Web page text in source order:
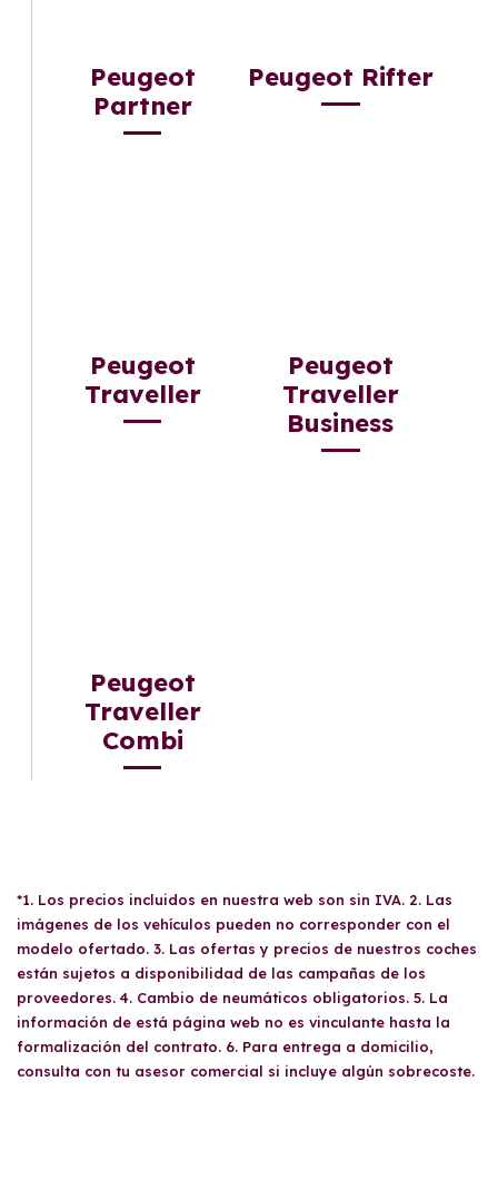
Peugeot
Partner
Peugeot Rifter
Peugeot
Traveller
Peugeot
Traveller
Business
Peugeot
Traveller
Combi
*1. Los precios incluidos en nuestra web son sin IVA. 2. Las
imágenes de los vehículos pueden no corresponder con el
modelo ofertado. 3. Las ofertas y precios de nuestros coches
están sujetos a disponibilidad de las campañas de los
proveedores. 4. Cambio de neumáticos obligatorios. 5. La
información de está página web no es vinculante hasta la
formalización del contrato. 6. Para entrega a domicilio,
consulta con tu asesor comercial si incluye algún sobrecoste.